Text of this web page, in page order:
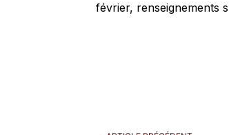
février, renseignements